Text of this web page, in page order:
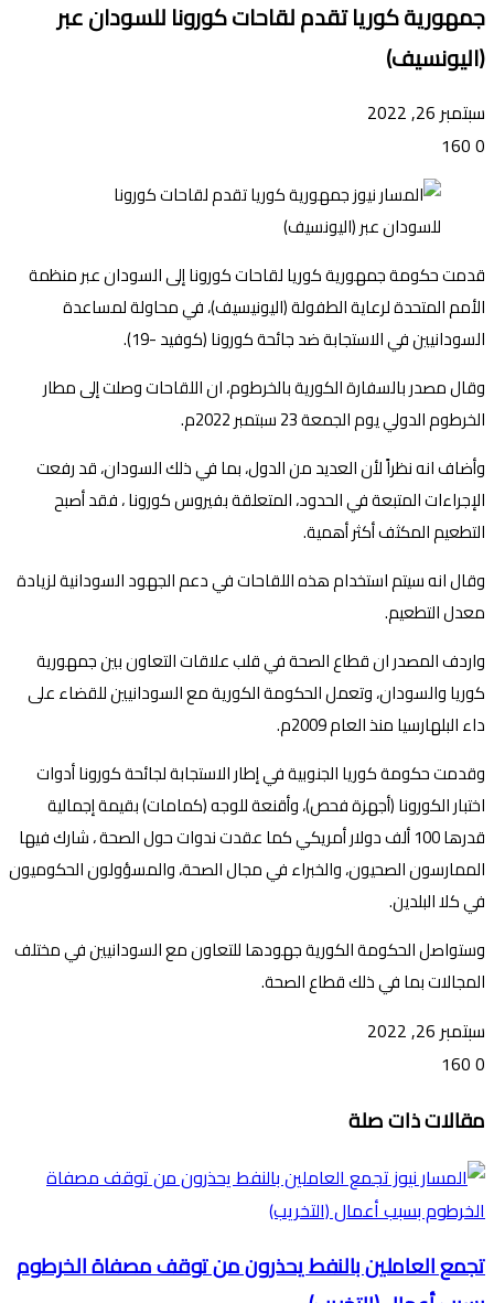
جمهورية كوريا تقدم لقاحات كورونا للسودان عبر
(اليونسيف)
سبتمبر 26, 2022
0
قدمت حكومة جمهورية كوريا لقاحات كورونا إلى السودان عبر منظمة
الأمم المتحدة لرعاية الطفولة (اليونيسيف)، في محاولة لمساعدة
السودانيين في الاستجابة ضد جائحة كورونا (كوفيد -19).
وقال مصدر بالسفارة الكورية بالخرطوم، ان اللقاحات وصلت إلى مطار
الخرطوم الدولي يوم الجمعة 23 سبتمبر 2022م.
وأضاف انه نظراً لأن العديد من الدول، بما في ذلك السودان، قد رفعت
الإجراءات المتبعة في الحدود، المتعلقة بفيروس كورونا ، فقد أصبح
التطعيم المكثف أكثر أهمية.
وقال انه سيتم استخدام هذه اللقاحات في دعم الجهود السودانية لزيادة
معدل التطعيم.
واردف المصدر ان قطاع الصحة في قلب علاقات التعاون بين جمهورية
كوريا والسودان، وتعمل الحكومة الكورية مع السودانيين للقضاء على
داء البلهارسيا منذ العام 2009م.
وقدمت حكومة كوريا الجنوبية في إطار الاستجابة لجائحة كورونا أدوات
اختبار الكورونا (أجهزة فحص)، وأقنعة للوجه (كمامات) بقيمة إجمالية
قدرها 100 ألف دولار أمريكي كما عقدت ندوات حول الصحة ، شارك فيها
الممارسون الصحيون، والخبراء في مجال الصحة، والمسؤولون الحكوميون
في كلا البلدين.
وستواصل الحكومة الكورية جهودها للتعاون مع السودانيين في مختلف
المجالات بما في ذلك قطاع الصحة.
سبتمبر 26, 2022
0
عبر
البريد
مقالات ذات صلة
تجمع العاملين بالنفط يحذرون من توقف مصفاة الخرطوم